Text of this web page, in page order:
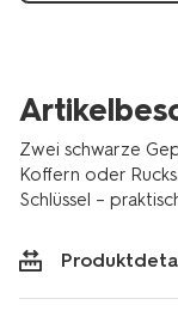
Zwei schwarze
Koffern oder
Schlüssel –